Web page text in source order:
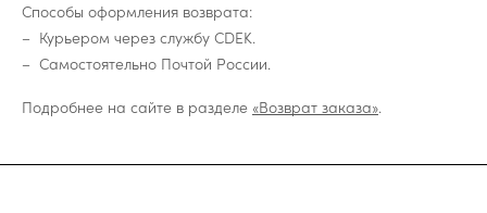
Способы оформления возврата:
Курьером через службу CDEK.
Самостоятельно Почтой России.
Подробнее на сайте в разделе «Возврат заказа».